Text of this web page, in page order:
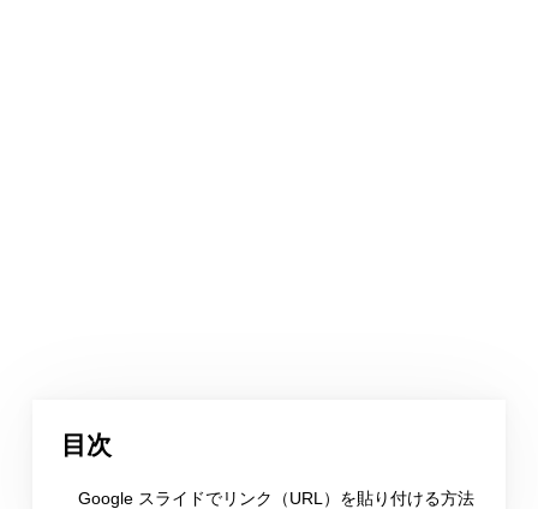
目次
Google スライドでリンク（URL）を貼り付ける方法